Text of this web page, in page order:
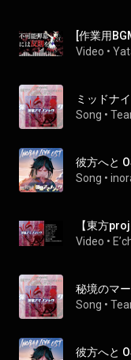
Video •
Song •
彼方へと
Song •
Video •
秘境のマ
Song •
彼方へと